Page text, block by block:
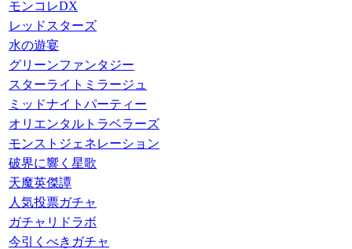
モンコレDX
レッドスターズ
水の遊宴
グリーンファンタジー
スターライトミラージュ
ミッドナイトパーティー
オリエンタルトラベラーズ
モンストジェネレーション
破界に響く星歌
天魔英傑譚
人気投票ガチャ
ガチャリドラボ
今引くべきガチャ